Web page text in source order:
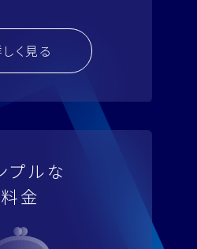
く見る
プルな
料金